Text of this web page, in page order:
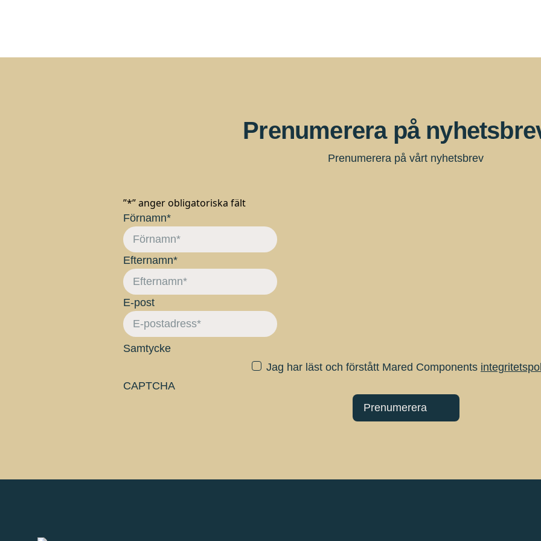
Prenumerera på
Prenumerera på vårt nyhetsbrev
”*” anger obligatoriska fält
Förnamn*
Efternamn*
E-post
Samtycke
Jag har läst och förstått Mared Components
CAPTCHA